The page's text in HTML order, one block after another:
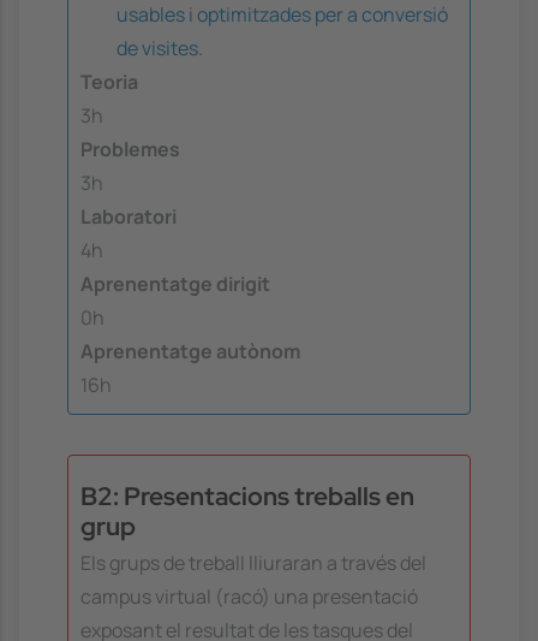
usables i optimitzades per a conversió
de visites.
Teoria
3h
Problemes
3h
Laboratori
4h
Aprenentatge dirigit
0h
Aprenentatge autònom
16h
B2: Presentacions treballs en
grup
Els grups de treball lliuraran a través del
campus virtual (racó) una presentació
exposant el resultat de les tasques del